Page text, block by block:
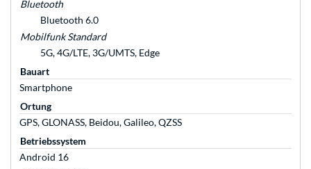
Bluetooth
Bluetooth 6.0
Mobilfunk Standard
5G, 4G/LTE, 3G/UMTS, Edge
Bauart
Smartphone
Ortung
GPS, GLONASS, Beidou, Galileo, QZSS
Betriebssystem
Android 16